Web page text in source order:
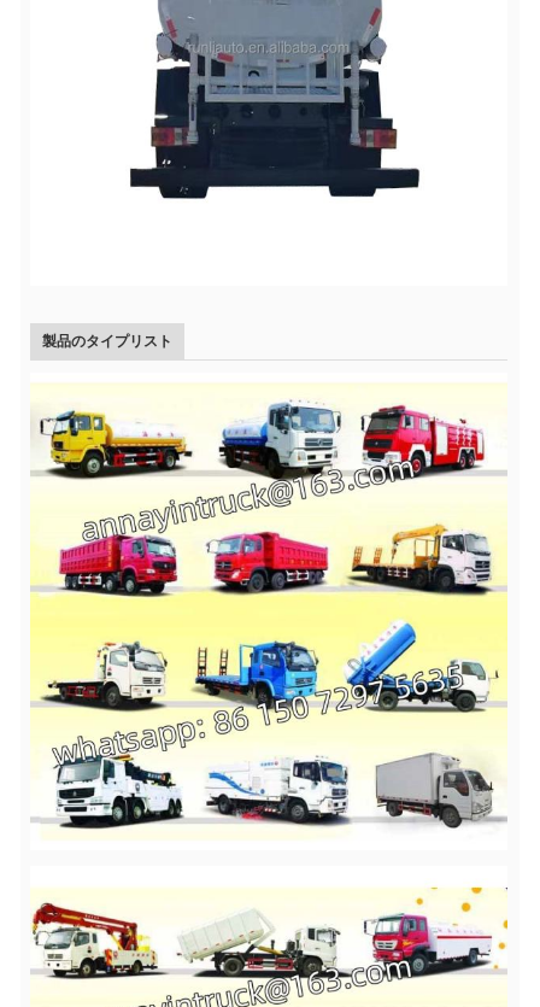
製品のタイプリスト